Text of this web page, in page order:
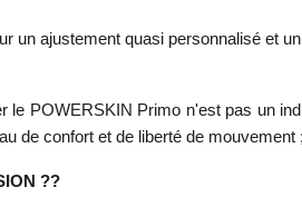
un ajustement quasi personnalisé et
POWERSKIN Primo n'est pas un
de confort et de liberté de
??